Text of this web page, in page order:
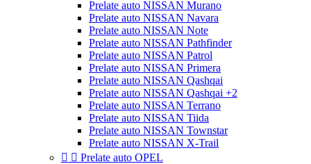
Prelate auto NISSAN Murano
Prelate auto NISSAN Navara
Prelate auto NISSAN Note
Prelate auto NISSAN Pathfinder
Prelate auto NISSAN Patrol
Prelate auto NISSAN Primera
Prelate auto NISSAN Qashqai
Prelate auto NISSAN Qashqai +2
Prelate auto NISSAN Terrano
Prelate auto NISSAN Tiida
Prelate auto NISSAN Townstar
Prelate auto NISSAN X-Trail
  Prelate auto OPEL